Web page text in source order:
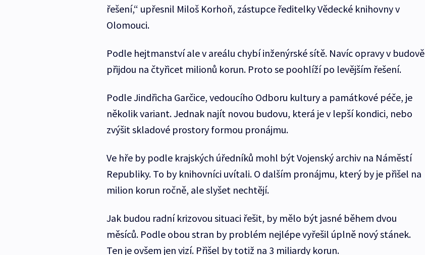
řešení,“ upřesnil Miloš Korhoň, zástupce ředitelky Vědecké knihovny v
Olomouci.
Podle hejtmanství ale v areálu chybí inženýrské sítě. Navíc opravy v budově
přijdou na čtyřicet milionů korun. Proto se poohlíží po levějším řešení.
Podle Jindřicha Garčice, vedoucího Odboru kultury a památkové péče, je
několik variant. Jednak najít novou budovu, která je v lepší kondici, nebo
zvýšit skladové prostory formou pronájmu.
Ve hře by podle krajských úředníků mohl být Vojenský archiv na Náměstí
Republiky. To by knihovníci uvítali. O dalším pronájmu, který by je přišel na
milion korun ročně, ale slyšet nechtějí.
Jak budou radní krizovou situaci řešit, by mělo být jasné během dvou
měsíců. Podle obou stran by problém nejlépe vyřešil úplně nový stánek.
Ten je ovšem jen vizí. Přišel by totiž na 3 miliardy korun.